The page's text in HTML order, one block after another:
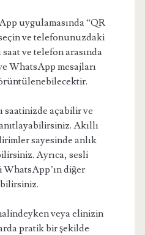
uygulamasında “QR
ve telefonunuzdaki
ve telefon arasında
WhatsApp mesajları
saatinizde açabilir ve
Akıllı
sayesinde anlık
Ayrıca, sesli
diğer
veya elinizin
pratik bir şekilde